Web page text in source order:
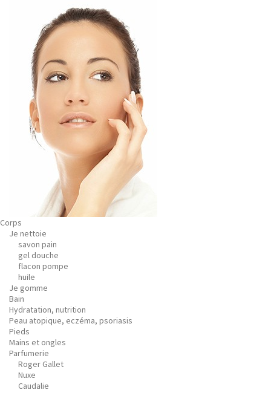
Corps
Je nettoie
savon pain
gel douche
flacon pompe
huile
Je gomme
Bain
Hydratation, nutrition
Peau atopique, eczéma, psoriasis
Pieds
Mains et ongles
Parfumerie
Roger Gallet
Nuxe
Caudalie